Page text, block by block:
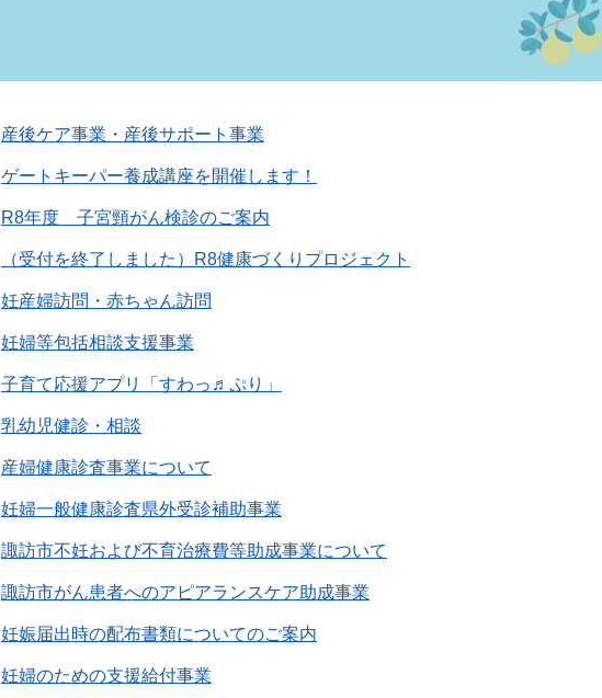
産後ケア事業・産後サポート事業
ゲートキーパー養成講座を開催します！
R8年度 子宮頸がん検診のご案内
（受付を終了しました）R8健康づくりプロジェクト
妊産婦訪問・赤ちゃん訪問
妊婦等包括相談支援事業
子育て応援アプリ「すわっ♬ぷり」
乳幼児健診・相談
産婦健康診査事業について
妊婦一般健康診査県外受診補助事業
諏訪市不妊および不育治療費等助成事業について
諏訪市がん患者へのアピアランスケア助成事業
妊娠届出時の配布書類についてのご案内
妊婦のための支援給付事業